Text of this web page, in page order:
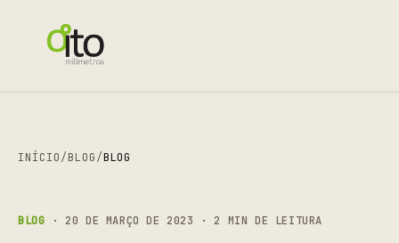
INÍCIO/BLOG/BLOG
BLOG · 20 DE MARÇO DE 2023 · 2 MIN DE LEITURA